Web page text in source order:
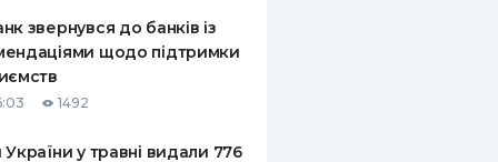
звернувся до банків із
щодо підтримки
1492
України у травні видали 776